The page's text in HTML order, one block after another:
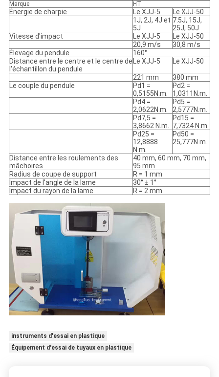
Marque HT
Énergie de charpie Le XJJ-5
Le XJJ-50
1J, 2J, 4J et
5J
7.5J, 15J,
25J, 50J
Vitesse d'impact
Le XJJ-5
Le XJJ-50
20,9 m/s
30,8 m/s
Élevage du pendule
160°
Distance entre le centre et le centre de
l'échantillon du pendule
Le XJJ-5 Le XJJ-50
221 mm
380 mm
Le couple du pendule
Pd1 =
0,5155N.m.
Pd2 =
1,0311N.m.
Pd4 =
2,0622N.m.
Pd5 =
2,5777N.m.
Pd7,5 =
3,8662 N.m.
Pd15 =
7,7324 N.m.
Pd25 =
12,8888
N.m.
Pd50 =
25,777N.m.
Distance entre les roulements des
mâchoires
40 mm, 60 mm, 70 mm,
95 mm
Radius de coupe de support
R = 1 mm
Impact de l'angle de la lame
30° ± 1°
Impact du rayon de la lame
R = 2 mm
instruments d'essai en plastique
Équipement d'essai de tuyaux en plastique